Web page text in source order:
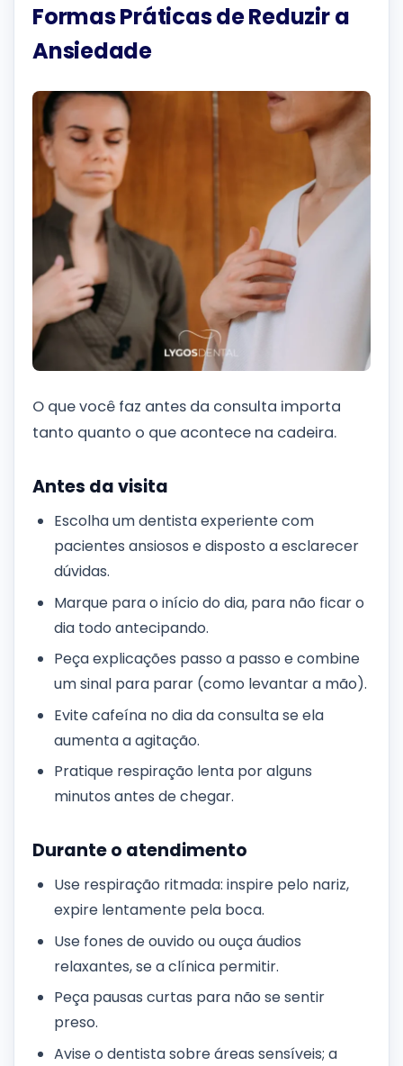
Formas Práticas de Reduzir a
Ansiedade
O que você faz antes da consulta importa
tanto quanto o que acontece na cadeira.
Antes da visita
Escolha um dentista experiente com
pacientes ansiosos e disposto a esclarecer
dúvidas.
Marque para o início do dia, para não ficar o
dia todo antecipando.
Peça explicações passo a passo e combine
um sinal para parar (como levantar a mão).
Evite cafeína no dia da consulta se ela
aumenta a agitação.
Pratique respiração lenta por alguns
minutos antes de chegar.
Durante o atendimento
Use respiração ritmada: inspire pelo nariz,
expire lentamente pela boca.
Use fones de ouvido ou ouça áudios
relaxantes, se a clínica permitir.
Peça pausas curtas para não se sentir
preso.
Avise o dentista sobre áreas sensíveis; a